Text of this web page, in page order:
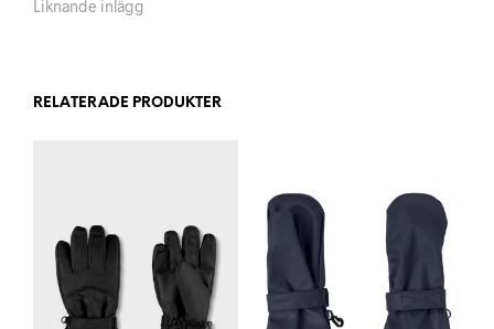
Liknande inlägg
RELATERADE PRODUKTER